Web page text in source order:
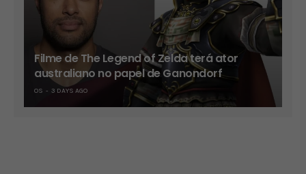
Filme de The Legend of Zelda terá ator
australiano no papel de Ganondorf
OS 3 DAYS AGO